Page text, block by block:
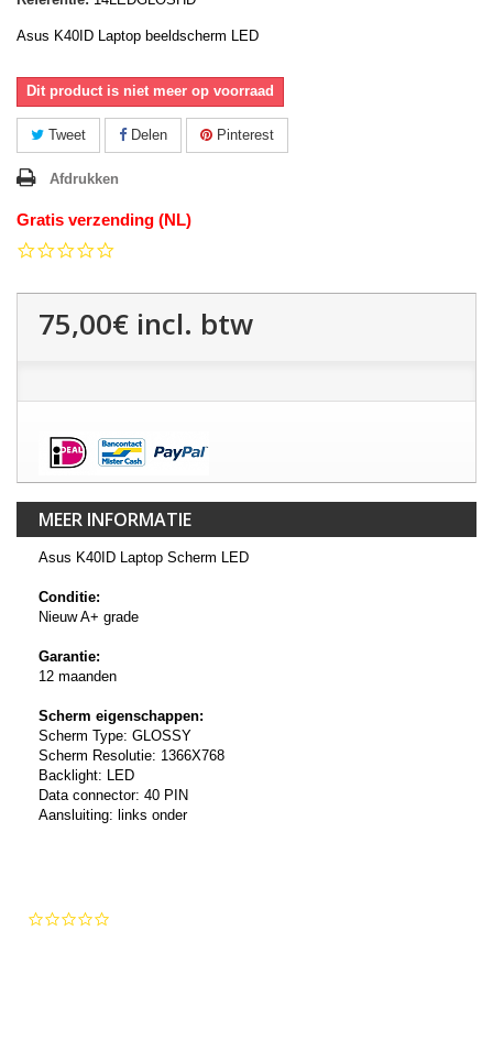
Asus K40ID Laptop beeldscherm LED
Dit product is niet meer op voorraad
Tweet Delen Pinterest
Afdrukken
Gratis verzending (NL)
75,00€ incl. btw
MEER INFORMATIE
Asus K40ID Laptop Scherm LED
Conditie:
Nieuw A+ grade
Garantie:
12 maanden
Scherm eigenschappen:
Scherm Type: GLOSSY
Scherm Resolutie: 1366X768
Backlight: LED
Data connector: 40 PIN
Aansluiting: links onder